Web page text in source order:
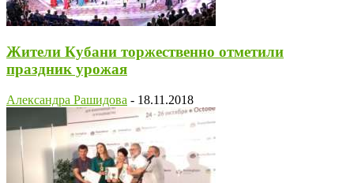
Жители Кубани торжественно отметили
праздник урожая
Александра Рашидова - 18.11.2018